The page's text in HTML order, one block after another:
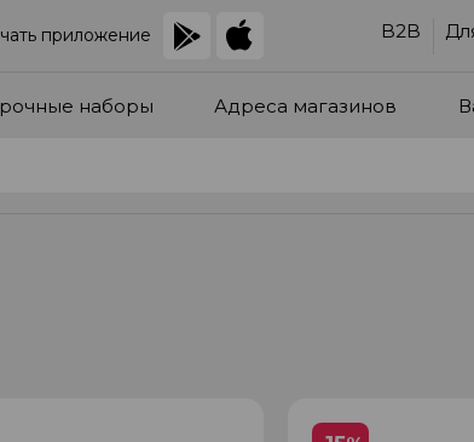
приложение B2B
наборы Адреса магазинов